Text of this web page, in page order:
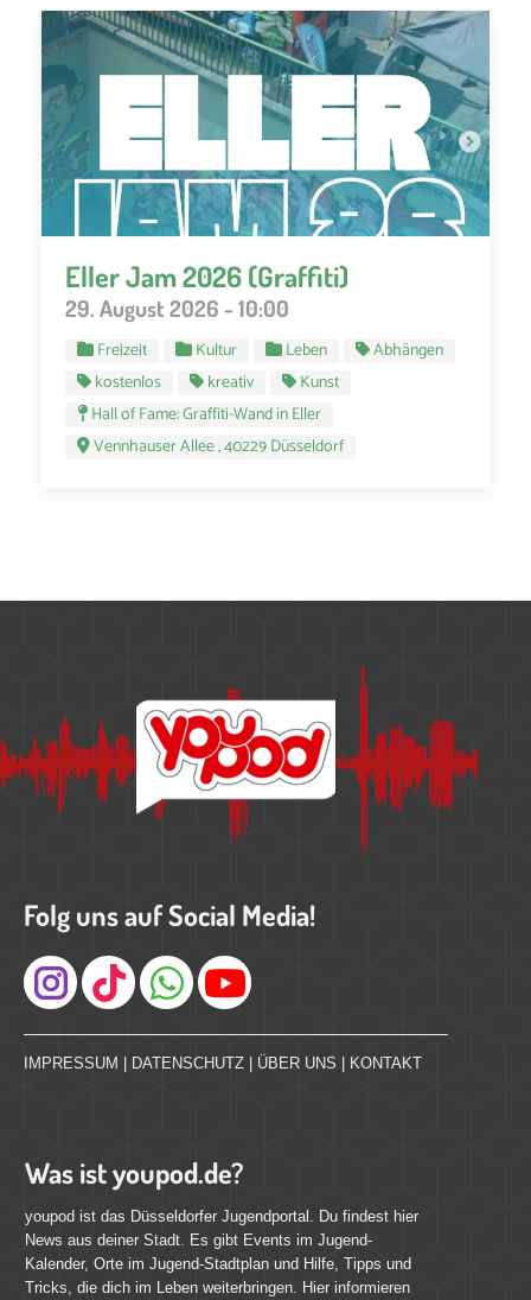
Eller Jam 2026 (Graffiti)
29. August 2026 - 10:00
Freizeit Kultur Leben
Abhängen
kostenlos
kreativ
Kunst
Hall of Fame: Graffiti-Wand in Eller
Vennhauser Allee , 40229 Düsseldorf
Folg uns auf Social Media!
Instagram
IMPRESSUM DATENSCHUTZ ÜBER UNS KONTAKT
Was ist youpod.de?
youpod ist das Düsseldorfer Jugendportal. Du findest hier
News aus deiner Stadt. Es gibt Events im Jugend-
Kalender, Orte im Jugend-Stadtplan und Hilfe, Tipps und
Tricks, die dich im Leben weiterbringen. Hier informieren